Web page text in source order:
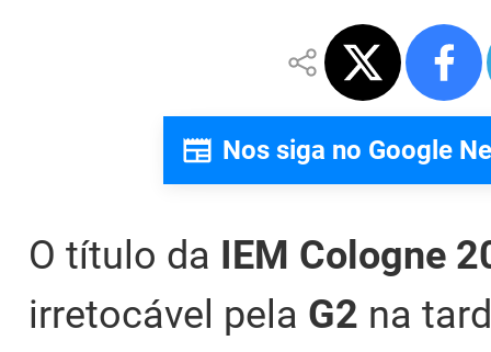
Nos siga no Google
O título da IEM Cologne
irretocável pela G2 na